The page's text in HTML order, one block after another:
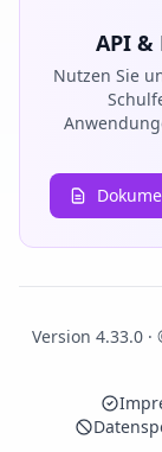
API &
Nutzen Sie
Version 4.33.0 ·